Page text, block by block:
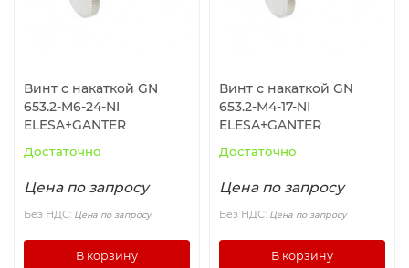
Цилиндрические направляющие
Шарниры и муфты, Редукторы
Промышленные петли
Винт с накаткой GN
653.2-M6-24-NI
ELESA+GANTER
Достаточно
Цена по запросу
Без НДС: Цена по запросу
В корзину
Винт с накаткой GN
653.2-M4-17-NI
ELESA+GANTER
Достаточно
Цена по запросу
Без НДС: Цена по запросу
В корзину